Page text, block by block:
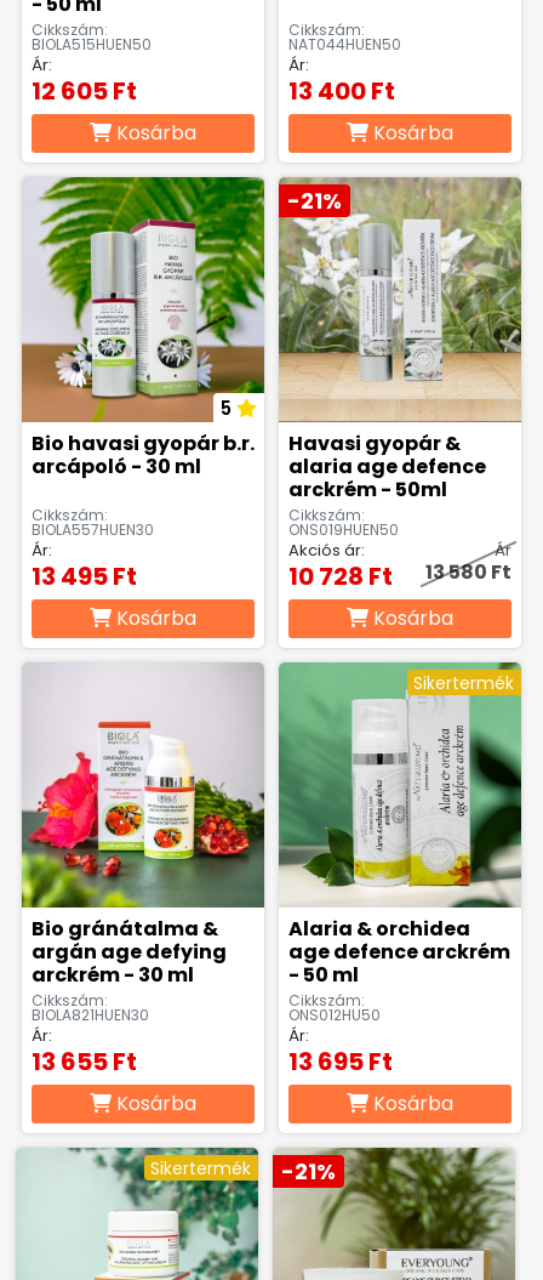
Cikkszám:
BIOLA515HUEN50
Ár:
12 605 Ft
Kosárba
Cikkszám:
NAT044HUEN50
Ár:
13 400 Ft
Kosárba
5
Bio havasi gyopár b.r.
arcápoló - 30 ml
Cikkszám:
BIOLA557HUEN30
Ár:
13 495 Ft
Kosárba
-21%
Havasi gyopár &
alaria age defence
arckrém - 50ml
Cikkszám:
ONS019HUEN50
Akciós ár:
10 728 Ft
Ár
13 580 Ft
Kosárba
Bio gránátalma &
argán age defying
arckrém - 30 ml
Cikkszám:
BIOLA821HUEN30
Ár:
13 655 Ft
Kosárba
Sikertermék
Alaria & orchidea
age defence arckrém
- 50 ml
Cikkszám:
ONS012HU50
Ár:
13 695 Ft
Kosárba
Sikertermék -21%